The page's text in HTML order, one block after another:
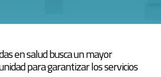
en salud busca un mayor
para garantizar los servicios